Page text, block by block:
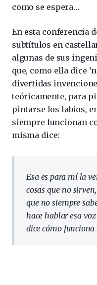
como se espera…
En esta conferencia
subtítulos en
algunas de sus
que, como ella dice
divertidas
teóricamente, para
pintarse los labios,
siempre funcionan
misma dice:
Esa es para mí la
cosas que no
que no siempre
hace hablar esa
dice cómo funciona